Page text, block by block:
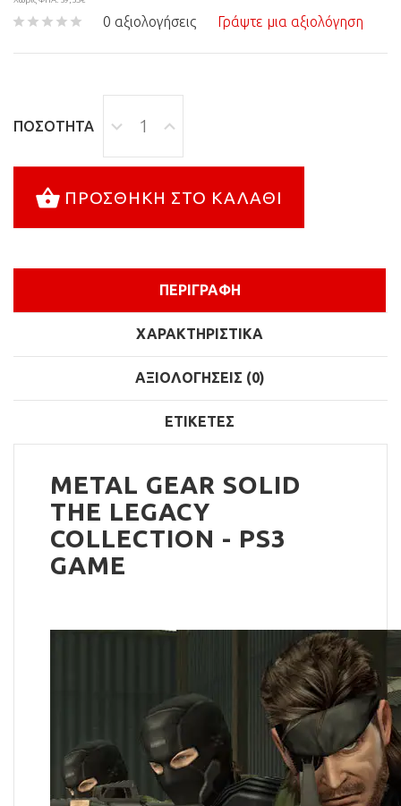
0 αξιολογήσεις Γράψτε μια αξιολόγηση
ΠΟΣΌΤΗΤΑ
ΠΡΟΣΘΉΚΗ ΣΤΟ ΚΑΛΆΘΙ
ΠΕΡΙΓΡΑΦΉ
ΧΑΡΑΚΤΗΡΙΣΤΙΚΆ
ΑΞΙΟΛΟΓΉΣΕΙΣ (0)
ΕΤΙΚΈΤΕΣ
METAL GEAR SOLID
THE LEGACY
COLLECTION - PS3
GAME